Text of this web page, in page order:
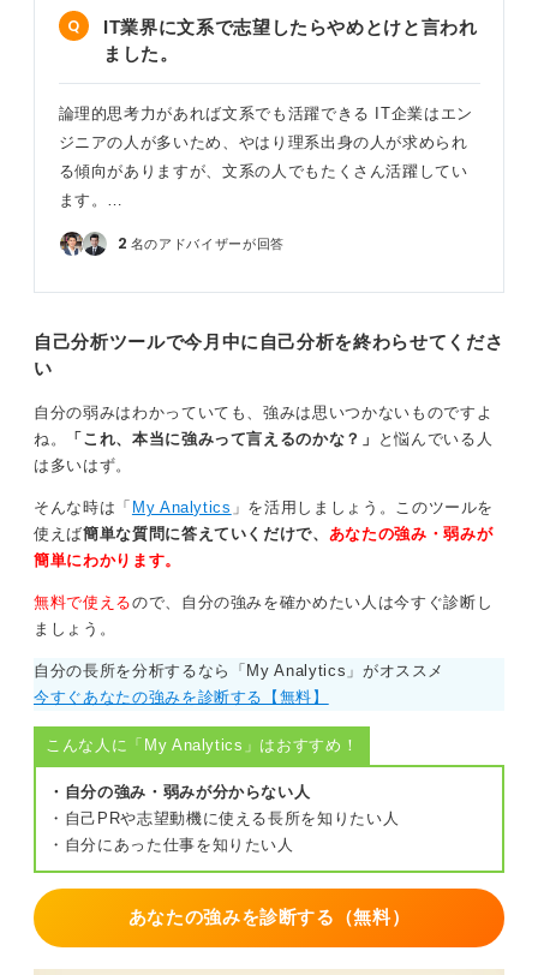
IT業界に文系で志望したらやめとけと言われ
ました。
論理的思考力があれば文系でも活躍できる IT企業はエン
ジニアの人が多いため、やはり理系出身の人が求められ
る傾向がありますが、文系の人でもたくさん活躍してい
ます。…
2 名のアドバイザーが回答
自己分析ツールで今月中に自己分析を終わらせてくださ
い
自分の弱みはわかっていても、強みは思いつかないものですよ
ね。
「これ、本当に強みって言えるのかな？」
と悩んでいる人
は多いはず。
そんな時は「 My Analytics 」を活用しましょう。このツールを
使えば簡単な質問に答えていくだけで、 あなたの強み・弱みが
簡単にわかります。
無料で使えるので、自分の強みを確かめたい人は今すぐ診断し
ましょう。
自分の長所を分析するなら「My Analytics」がオススメ
今すぐあなたの強みを診断する【無料】
こんな人に「My Analytics」はおすすめ！
・自分の強み・弱みが分からない人
・自己PRや志望動機に使える長所を知りたい人
・自分にあった仕事を知りたい人
あなたの強みを診断する（無料）